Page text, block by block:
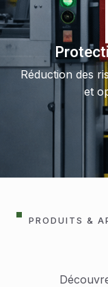
Réduction des
et
PRODUITS &